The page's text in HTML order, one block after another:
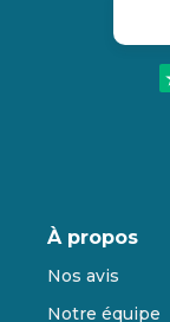
À propos
Nos avis
Notre équipe